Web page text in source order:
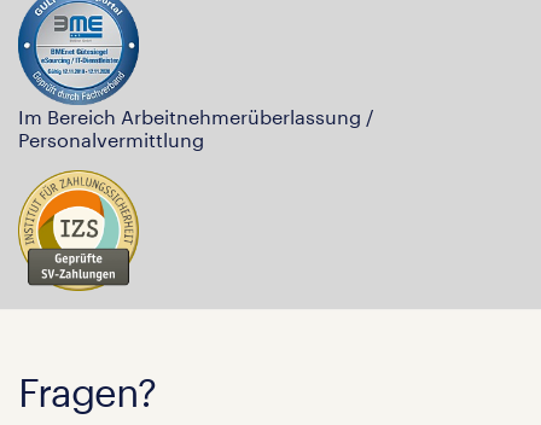
Im Bereich Arbeitnehmerüberlassung /
Personalvermittlung
Fragen?